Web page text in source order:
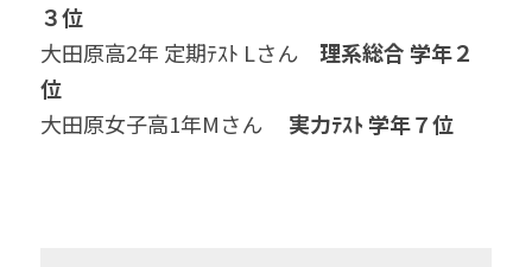
３位
大田原高2年 定期ﾃｽﾄ Lさん 理系総合 学年２
位
大田原女子高1年Mさん
実力ﾃｽﾄ 学年７位